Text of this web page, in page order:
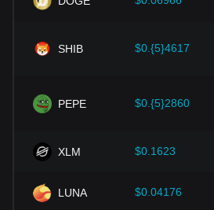
неправильних рішень. Після
змінами в ціні Ondo і коригувати
відповідно.
SHIB $0.{5}4617
PEPE $0.{5}2860
XLM $0.1623
LUNA $0.04176